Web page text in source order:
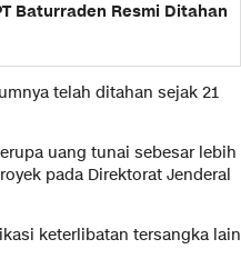
Baturraden Resmi Ditahan
telah ditahan sejak 21
uang tunai sebesar lebih
pada Direktorat Jenderal
keterlibatan tersangka lain